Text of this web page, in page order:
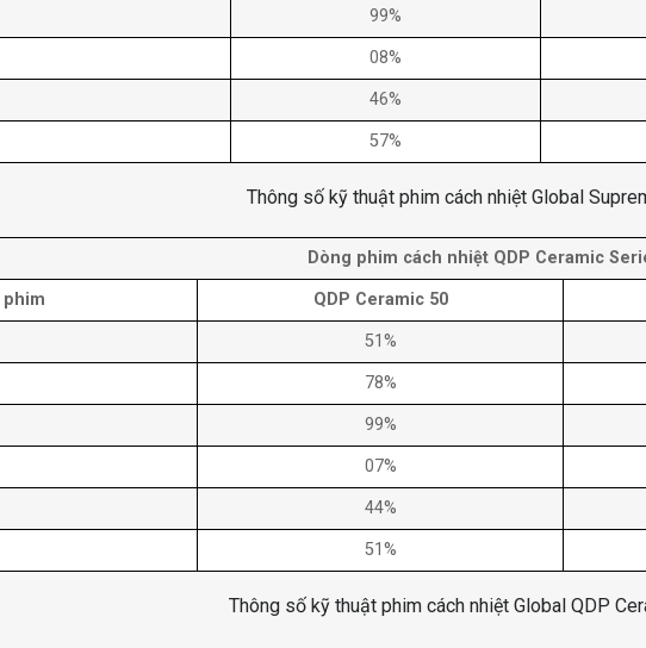
99%
08%
46%
57%
Thông số kỹ thuật phim cách nhiệt Global
Dòng phim cách nhiệt QDP Ceramic
phim QDP Ceramic 50
51%
78%
99%
07%
44%
51%
Thông số kỹ thuật phim cách nhiệt Global QDP